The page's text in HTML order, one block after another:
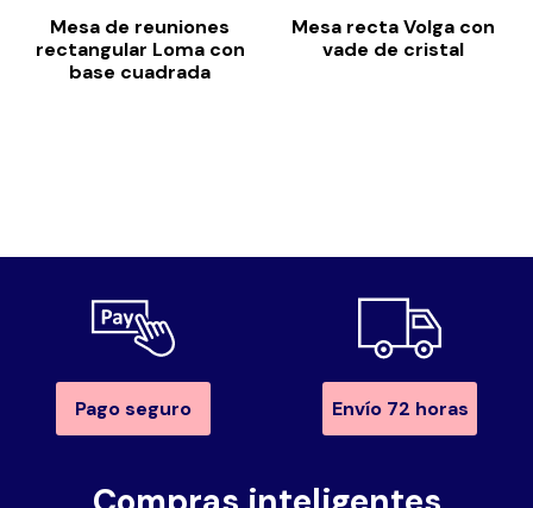
Mesa de reuniones
rectangular Loma con
base cuadrada
Mesa recta Volga con
vade de cristal
Pago seguro Envío 72 horas